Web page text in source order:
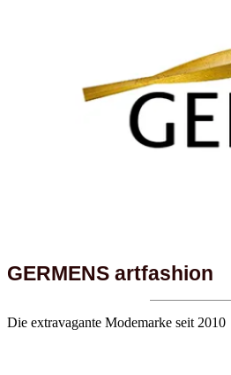
GERMENS artfashion
Die extravagante Modemarke seit 2010